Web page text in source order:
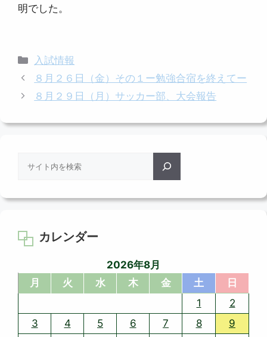
明でした。
カ
テ
リ
入試情報
８月２６日（金）その１ー勉強合宿を終えてー
８月２９日（月）サッカー部、大会報告
カレンダー
2026年8月
月
火 水 木 金 土
日
1
2
3
4 5 6 7 8
9